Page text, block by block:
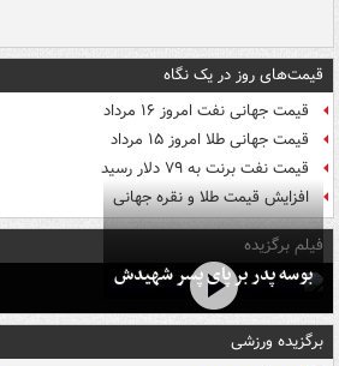
قیمت‌های روز در یک نگاه
قیمت جهانی نفت امروز ۱۶ مرداد
قیمت جهانی طلا امروز ۱۵ مرداد
قیمت نفت برنت به ۷۹ دلار رسید
افزایش قیمت طلا و نقره جهانی
فیلم برگزیده
بوسه‌ پدر بر پای پسر شهیدش
برگزیده ورزشی